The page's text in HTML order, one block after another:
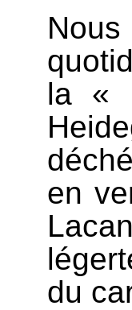
la «
en
du